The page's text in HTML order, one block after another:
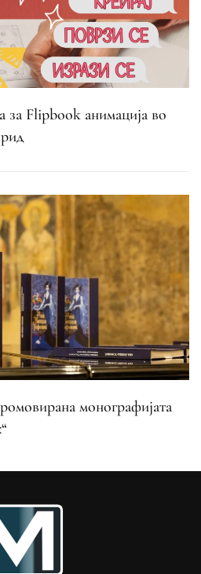
за Flipbook анимација во
монографијата